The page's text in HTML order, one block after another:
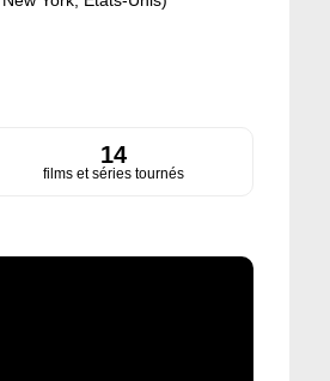
14
films et séries tournés